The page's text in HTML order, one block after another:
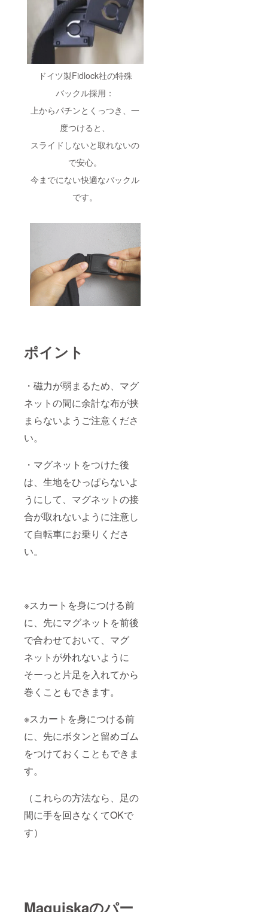
ドイツ製Fidlock社の特殊
バックル採用：
上からパチンとくっつき、一
度つけると、
スライドしないと取れないの
で安心。
今までにない快適なバックル
です。
ポイント
・磁力が弱まるため、マグ
ネットの間に余計な布が挟
まらないようご注意くださ
い。
・マグネットをつけた後
は、生地をひっぱらないよ
うにして、マグネットの接
合が取れないように注意し
て自転車にお乗りくださ
い。
※スカートを身につける前
に、先にマグネットを前後
で合わせておいて、マグ
ネットが外れないように
そーっと片足を入れてから
巻くこともできます。
※スカートを身につける前
に、先にボタンと留めゴム
をつけておくこともできま
す。
（これらの方法なら、足の
間に手を回さなくてOKで
す）
Maquiskaのパー